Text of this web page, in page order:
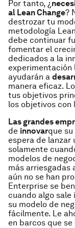
Por tanto, ¿
al Lean Change?
destrozar tu
metodología
debe continuar
fomentar el
dedicados a la
experimentación
ayudarán a
manera eficaz.
tus objetivos
los objetivos con
Las grandes
de innovarque
espera de lanzar
solamente
modelos de
más arriesgadas
aún no se han
Enterprise se
cuando algo
su modelo de
fácilmente. Le
en barcos que se